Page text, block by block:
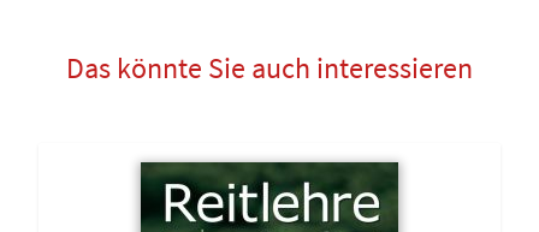
Das könnte Sie auch interessieren